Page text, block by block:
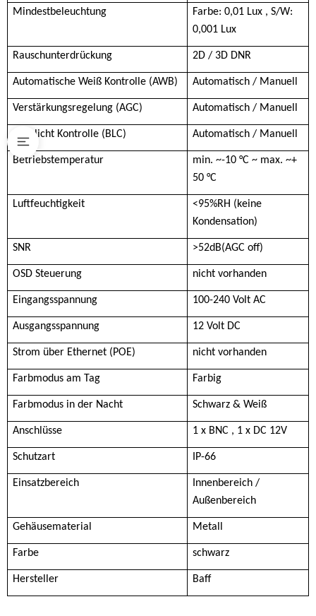
Mindestbeleuchtung
Farbe: 0,01 Lux , S/W:
0,001 Lux
Rauschunterdrückung 2D / 3D DNR
Automatische Weiß Kontrolle (AWB) Automatisch / Manuell
Verstärkungsregelung (AGC) Automatisch / Manuell
Rücklicht Kontrolle (BLC) Automatisch / Manuell
Betriebstemperatur
min. ~-10 °C ~ max. ~+
50 °C
Luftfeuchtigkeit
<95%RH (keine
Kondensation)
SNR >52dB(AGC off)
OSD Steuerung nicht vorhanden
Eingangsspannung 100-240 Volt AC
Ausgangsspannung 12 Volt DC
Strom über Ethernet (POE) nicht vorhanden
Farbmodus am Tag Farbig
Farbmodus in der Nacht Schwarz & Weiß
Anschlüsse 1 x BNC , 1 x DC 12V
Schutzart IP-66
Einsatzbereich
Innenbereich /
Außenbereich
Gehäusematerial Metall
Farbe schwarz
Hersteller Baff